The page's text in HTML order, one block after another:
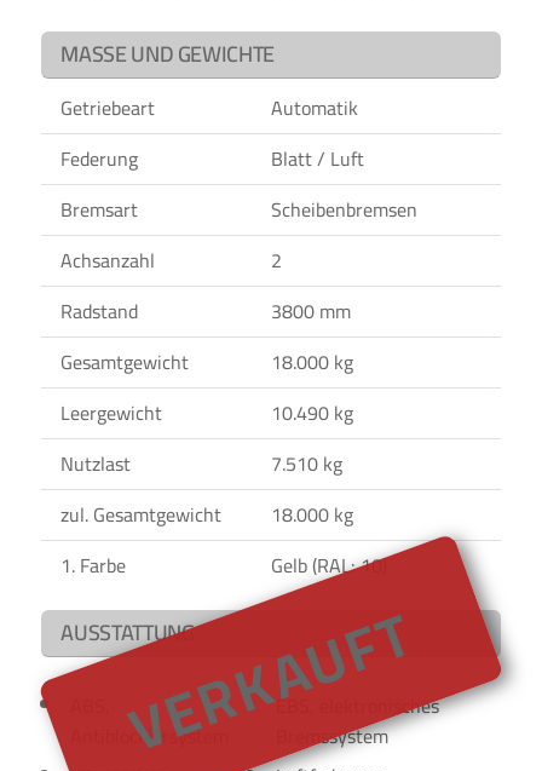
VERKAUFT
MASSE UND GEWICHTE
Getriebeart
Automatik
Federung
Blatt / Luft
Bremsart
Scheibenbremsen
Achsanzahl
2
Radstand
3800 mm
Gesamtgewicht
18.000 kg
Leergewicht
10.490 kg
Nutzlast
7.510 kg
zul. Gesamtgewicht
18.000 kg
1. Farbe
Gelb (RAL: 10)
AUSSTATTUNG
Antiblockiersystem
EBS, elektronisches
Bremssystem